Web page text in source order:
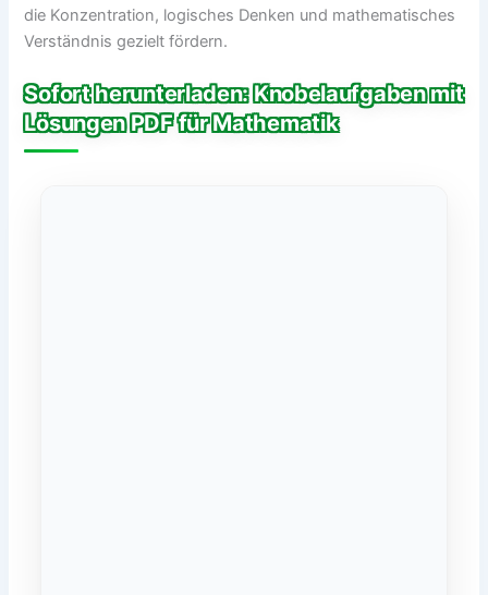
die Konzentration, logisches Denken und mathematisches
Verständnis gezielt fördern.
Sofort herunterladen: Knobelaufgaben mit
Lösungen PDF für Mathematik